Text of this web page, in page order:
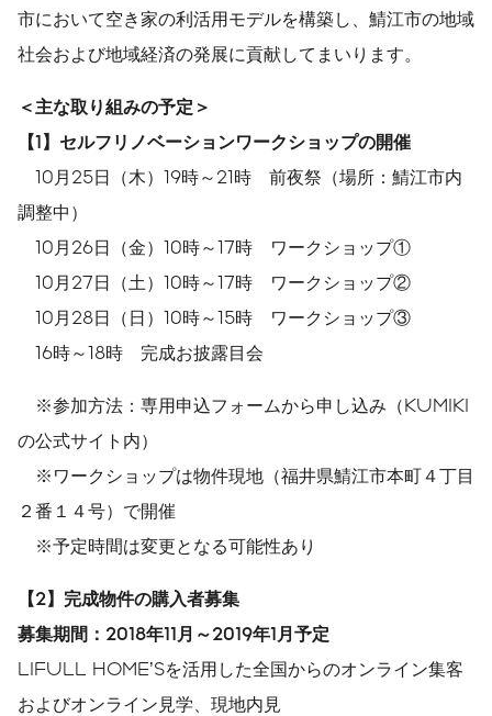
市において空き家の利活用モデルを構築し、鯖江市の地域
社会および地域経済の発展に貢献してまいります。
＜主な取り組みの予定＞
【1】セルフリノベーションワークショップの開催
10月25日（木）19時～21時 前夜祭（場所：鯖江市内
調整中）
10月26日（金）10時～17時 ワークショップ①
10月27日（土）10時～17時 ワークショップ②
10月28日（日）10時～15時 ワークショップ③
16時～18時 完成お披露目会
※参加方法：専用申込フォームから申し込み（KUMIKI
の公式サイト内）
※ワークショップは物件現地（福井県鯖江市本町４丁目
２番１４号）で開催
※予定時間は変更となる可能性あり
【2】完成物件の購入者募集
募集期間：2018年11月～2019年1月予定
LIFULL HOME’Sを活用した全国からのオンライン集客
およびオンライン見学、現地内見